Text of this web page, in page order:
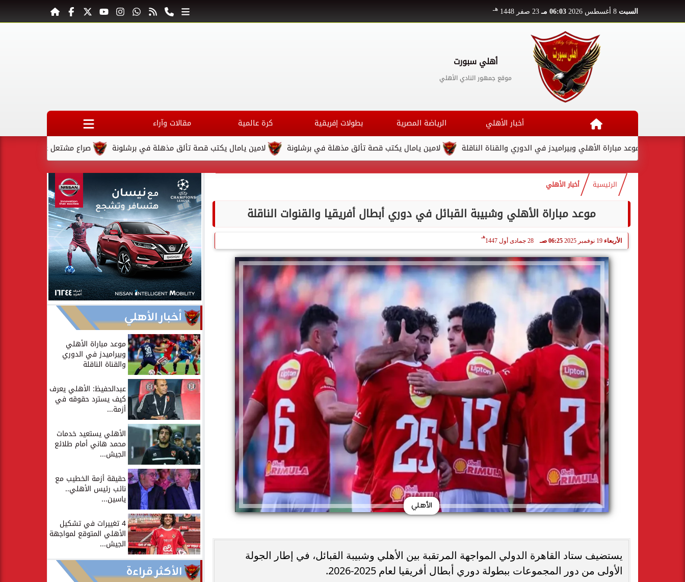
السبت 06:03 مـ 23 صفر 1448 هـ
أهلي سبورت
موقع جمهور النادي الأهلي
أخبار الأهلي الرياضة المصرية بطولات إفريقية كرة عالمية
مقالات وآراء
صراع مشتعل على المقعد الأخير في كأس
لامين يامال يكتب قصة تألق مذهلة في برشلونة لامين يامال يكتب قصة تألق مذهلة في برشلونة مباراة الأهلي وبيراميدز في الدوري والقناة الناقلة
الرئيسية أخبار الأهلي
موعد مباراة الأهلي وشبيبة القبائل في دوري أبطال أفريقيا والقنوات الناقلة
الأربعاء 19 نوفمبر 2025 06:25 صـ 28 جمادى أول 1447
هـ
الأهلي
يستضيف ستاد القاهرة الدولي المواجهة المرتقبة بين الأهلي وشبيبة القبائل، في إطار الجولة
الأولى من دور المجموعات ببطولة دوري أبطال أفريقيا لعام 2025-2026.
أخبار الأهلي
موعد مباراة الأهلي
وبيراميدز في الدوري
والقناة الناقلة
عبدالحفيظ: الأهلي يعرف
كيف يسترد حقوقه في
أزمة...
الأهلي يستعيد خدمات
محمد هاني أمام طلائع
الجيش...
حقيقة أزمة الخطيب مع
نائب رئيس الأهلي..
ياسين...
4 تغييرات في تشكيل
الأهلي المتوقع لمواجهة
الجيش...
الأكثر قراءة